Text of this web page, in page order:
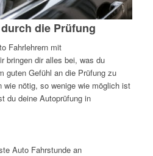
die Prüfung
Fahrlehrern mit
bringen dir alles bei, was du
guten Gefühl an die Prüfung zu
wie nötig, so wenige wie möglich ist
du deine Autoprüfung in
Auto Fahrstunde an